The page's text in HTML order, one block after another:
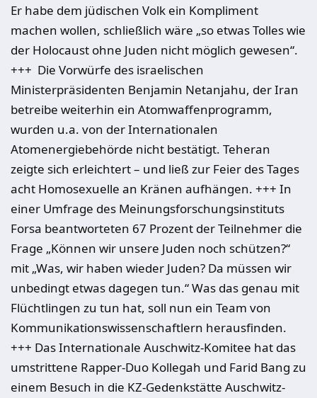
Er habe dem jüdischen Volk ein Kompliment
machen wollen, schließlich wäre „so etwas Tolles wie
der Holocaust ohne Juden nicht möglich gewesen“.
+++ Die Vorwürfe des israelischen
Ministerpräsidenten Benjamin Netanjahu, der Iran
betreibe weiterhin ein Atomwaffenprogramm,
wurden u.a. von der Internationalen
Atomenergiebehörde nicht bestätigt. Teheran
zeigte sich erleichtert – und ließ zur Feier des Tages
acht Homosexuelle an Kränen aufhängen. +++ In
einer Umfrage des Meinungsforschungsinstituts
Forsa beantworteten 67 Prozent der Teilnehmer die
Frage „Können wir unsere Juden noch schützen?“
mit „Was, wir haben wieder Juden? Da müssen wir
unbedingt etwas dagegen tun.“ Was das genau mit
Flüchtlingen zu tun hat, soll nun ein Team von
Kommunikationswissenschaftlern herausfinden.
+++ Das Internationale Auschwitz-Komitee hat das
umstrittene Rapper-Duo Kollegah und Farid Bang zu
einem Besuch in die KZ-Gedenkstätte Auschwitz-